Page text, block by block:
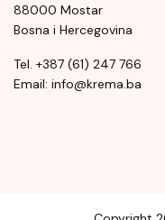
88000 Mostar
Bosna i Hercegovina
Tel. +387 (61) 247 766
Email: info@krema.ba